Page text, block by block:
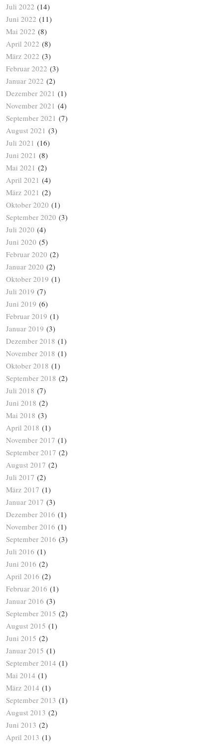
Juli 2022 (14)
Juni 2022 (11)
Mai 2022 (8)
April 2022 (8)
März 2022 (3)
Februar 2022 (3)
Januar 2022 (2)
Dezember 2021 (1)
November 2021 (4)
September 2021 (7)
August 2021 (3)
Juli 2021 (16)
Juni 2021 (8)
Mai 2021 (2)
April 2021 (4)
März 2021 (2)
Oktober 2020 (1)
September 2020 (3)
Juli 2020 (4)
Juni 2020 (5)
Februar 2020 (2)
Januar 2020 (2)
Oktober 2019 (1)
Juli 2019 (7)
Juni 2019 (6)
Februar 2019 (1)
Januar 2019 (3)
Dezember 2018 (1)
November 2018 (1)
Oktober 2018 (1)
September 2018 (2)
Juli 2018 (7)
Juni 2018 (2)
Mai 2018 (3)
April 2018 (1)
November 2017 (1)
September 2017 (2)
August 2017 (2)
Juli 2017 (2)
März 2017 (1)
Januar 2017 (3)
Dezember 2016 (1)
November 2016 (1)
September 2016 (3)
Juli 2016 (1)
Juni 2016 (2)
April 2016 (2)
Februar 2016 (1)
Januar 2016 (3)
September 2015 (2)
August 2015 (1)
Juni 2015 (2)
Januar 2015 (1)
September 2014 (1)
Mai 2014 (1)
März 2014 (1)
September 2013 (1)
August 2013 (2)
Juni 2013 (2)
April 2013 (1)